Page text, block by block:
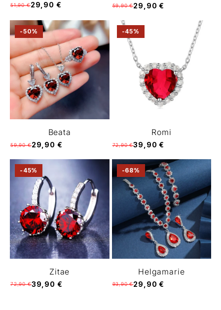
51,90 €29,90 € 59,90 €29,90 €
-50%
Beata
59,90 €29,90 €
-45%
Romi
72,90 €39,90 €
-45%
Zitae
72,90 €39,90 €
-68%
Helgamarie
93,90 €29,90 €